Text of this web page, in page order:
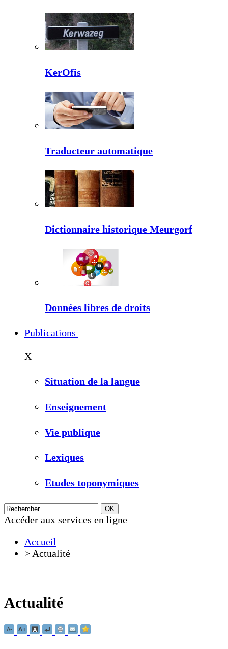
KerOfis
Traducteur automatique
Dictionnaire historique Meurgorf
Données libres de droits
Publications
X
Situation de la langue
Enseignement
Vie publique
Lexiques
Etudes toponymiques
Accéder aux services en ligne
Accueil
> Actualité
Actualité